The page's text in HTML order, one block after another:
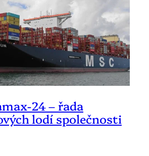
24 – řada
lodí společnosti